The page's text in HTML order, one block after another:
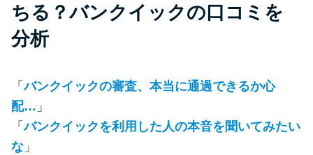
バレずに借りたい方向け
ちる？バンクイックの口コミを
分析
「バンクイックの審査、本当に通過できるか心
配… 」
「バンクイックを利用した人の本音を聞いてみたい
な 」